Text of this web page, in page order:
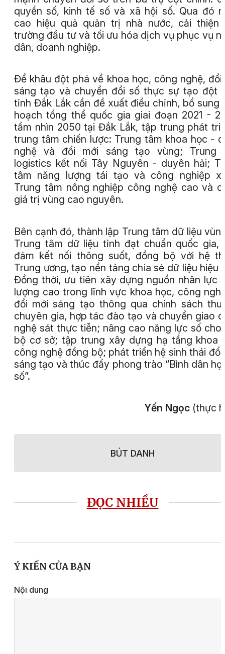
quyền số, kinh tế số và xã hội số. Qua đó
cao hiệu quả quản trị nhà nước, cải thiện
trường đầu tư và tối ưu hóa dịch vụ phục vụ
dân, doanh nghiệp.
Để khâu đột phá về khoa học, công nghệ, đổi
sáng tạo và chuyển đổi số thực sự tạo đột
tỉnh Đắk Lắk cần đề xuất điều chỉnh, bổ sung
hoạch tổng thể quốc gia giai đoạn 2021 -
tầm nhìn 2050 tại Đắk Lắk, tập trung phát
trung tâm chiến lược: Trung tâm khoa học -
nghệ và đổi mới sáng tạo vùng; Trung
logistics kết nối Tây Nguyên - duyên hải;
tâm năng lượng tái tạo và công nghiệp
Trung tâm nông nghiệp công nghệ cao và
giá trị vùng cao nguyên.
Bên cạnh đó, thành lập Trung tâm dữ liệu
Trung tâm dữ liệu tỉnh đạt chuẩn quốc gia,
đảm kết nối thông suốt, đồng bộ với hệ
Trung ương, tạo nền tảng chia sẻ dữ liệu hiệu
Đồng thời, ưu tiên xây dựng nguồn nhân lực
lượng cao trong lĩnh vực khoa học, công
đổi mới sáng tạo thông qua chính sách thu
chuyên gia, hợp tác đào tạo và chuyển giao
nghệ sát thực tiễn; nâng cao năng lực số cho
bộ cơ sở; tập trung xây dựng hạ tầng khoa
công nghệ đồng bộ; phát triển hệ sinh thái đổi
sáng tạo và thúc đẩy phong trào “Bình dân
số”.
Yến Ngọc (thực
BÚT DANH
ĐỌC NHIỀU
Ý KIẾN CỦA BẠN
Nội dung